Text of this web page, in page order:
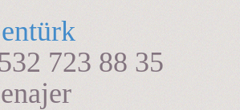
723 88 35